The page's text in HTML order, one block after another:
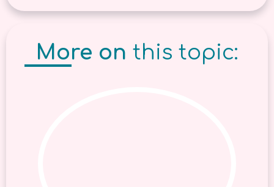
More on this topic: